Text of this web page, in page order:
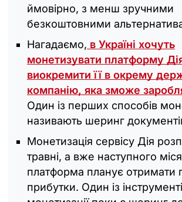
ймовірно, з менш зручними
безкоштовними
Нагадаємо, в Україні хочуть
монетизувати платформу
виокремити її в окрему
компанію, яка зможе
Один із перших способів
називають шеринг
Монетизація сервісу Дія
травні, а вже наступного
платформа планує отримати
прибутки. Один із